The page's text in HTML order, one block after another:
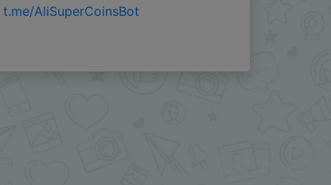
t.me/AliSuperCoinsBot